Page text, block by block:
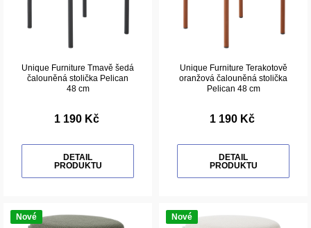
Unique Furniture Tmavě šedá
čalouněná stolička Pelican
48 cm
1 190 Kč
DETAIL
PRODUKTU
Unique Furniture Terakotově
oranžová čalouněná stolička
Pelican 48 cm
1 190 Kč
DETAIL
PRODUKTU
Nové Nové